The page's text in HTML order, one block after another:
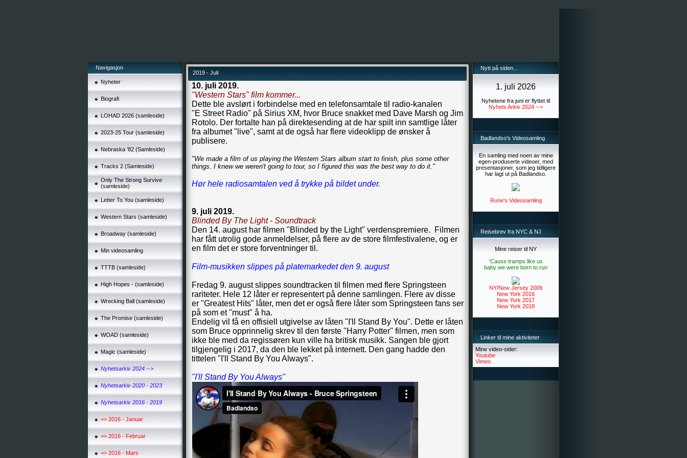
Navigasjon
Nyheter
Biografi
LOHAD 2026 (samleside)
2023-25 Tour (samleside)
Nebraska ’82 (Samleside)
Tracks 2 (Samleside)
Only The Strong Survive
(samleside)
Letter To You (samleside)
Western Stars (samleside)
Broadway (samleside)
Min videosamling
TTTB (samleside)
High Hopes - (samleside)
Wrecking Ball (samleside)
The Promise (samleside)
WOAD (samleside)
Magic (samleside)
Nyhetsarkiv 2024 -->
Nyhetsarkiv 2020 - 2023
Nyhetsarkiv 2016 - 2019
=> 2016 - Januar
=> 2016 - Februar
=> 2016 - Mars
2019 - Juli
10. juli 2019.
"Western Stars" film kommer...
Dette ble avslørt i forbindelse med en telefonsamtale til radio-kanalen
"E Street Radio" på Sirius XM, hvor Bruce snakket med Dave Marsh og Jim
Rotolo. Der fortalte han på direktesending at de har spilt inn samtlige låter
fra albumet "live", samt at de også har flere videoklipp de ønsker å
publisere.
"We made a film of us playing the Western Stars album start to finish, plus some other
things. I knew we weren't going to tour, so I figured this was the best way to do it."
Hør hele radiosamtalen ved å trykke på bildet under.
9. juli 2019.
Blinded By The Light - Soundtrack
Den 14. august har filmen "Blinded by the Light" verdenspremiere. Filmen
har fått utrolig gode anmeldelser, på flere av de store filmfestivalene, og er
en film det er store forventninger til.
Film-musikken slippes på platemarkedet den 9. august
Fredag 9. august slippes soundtracken til filmen med flere Springsteen
rariteter. Hele 12 låter er representert på denne samlingen. Flere av disse
er "Greatest Hits" låter, men det er også flere låter som Springsteen fans ser
på som et "must" å ha.
Endelig vil få en offisiell utgivelse av låten "I'll Stand By You". Dette er låten
som Bruce opprinnelig skrev til den første "Harry Potter" filmen, men som
ikke ble med da regissøren kun ville ha britisk musikk. Sangen ble gjort
tilgjengelig i 2017, da den ble lekket på internett. Den gang hadde den
tittelen "I'll Stand By You Always".
"I'll Stand By You Always"
Nytt på siden...
1. juli 2026
Nyhetene fra juni er flyttet til
Nyhets Arkiv 2024 -->
Badlandso's Videosamling
En samling med noen av mine
egen-produserte videoer, med
presentasjoner, som jeg tidligere
har lagt ut på Badlandso.
Rune's Videosamling
Reisebrev fra NYC & NJ
Mine reiser til NY
'Cause tramps like us
baby we were born to run
NY/New Jersey 2009
New York 2016
New York 2017
New York 2018
Linker til mine aktiviteter
Mine video-sider:
Youtube
Vimeo